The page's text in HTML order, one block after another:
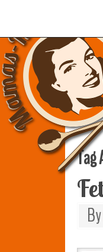
Tag
By